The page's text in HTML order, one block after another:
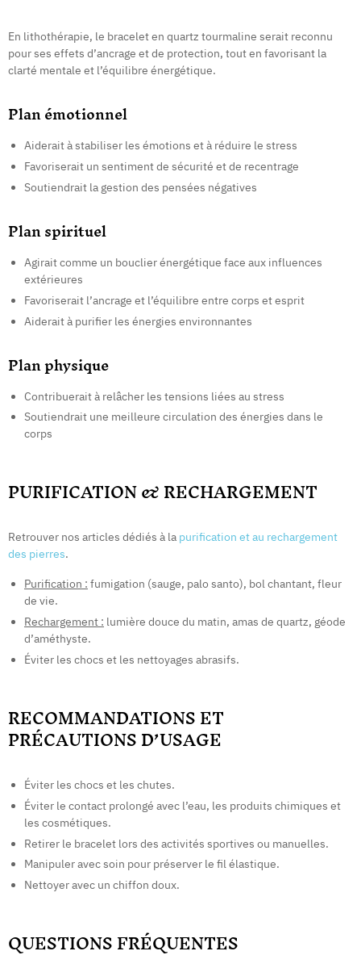
En lithothérapie, le bracelet en quartz tourmaline serait reconnu
pour ses effets d’ancrage et de protection, tout en favorisant la
clarté mentale et l’équilibre énergétique.
Plan émotionnel
Aiderait à stabiliser les émotions et à réduire le stress
Favoriserait un sentiment de sécurité et de recentrage
Soutiendrait la gestion des pensées négatives
Plan spirituel
Agirait comme un bouclier énergétique face aux influences
extérieures
Favoriserait l’ancrage et l’équilibre entre corps et esprit
Aiderait à purifier les énergies environnantes
Plan physique
Contribuerait à relâcher les tensions liées au stress
Soutiendrait une meilleure circulation des énergies dans le
corps
PURIFICATION & RECHARGEMENT
Retrouver nos articles dédiés à la purification et au rechargement
des pierres.
Purification : fumigation (sauge, palo santo), bol chantant, fleur
de vie.
Rechargement : lumière douce du matin, amas de quartz, géode
d’améthyste.
Éviter les chocs et les nettoyages abrasifs.
RECOMMANDATIONS ET
PRÉCAUTIONS D’USAGE
Éviter les chocs et les chutes.
Éviter le contact prolongé avec l’eau, les produits chimiques et
les cosmétiques.
Retirer le bracelet lors des activités sportives ou manuelles.
Manipuler avec soin pour préserver le fil élastique.
Nettoyer avec un chiffon doux.
QUESTIONS FRÉQUENTES